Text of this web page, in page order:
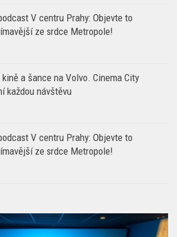
V centru Prahy: Objevte to
ze srdce Metropole!
kině a šance na Volvo. Cinema City
každou návštěvu
V centru Prahy: Objevte to
ze srdce Metropole!